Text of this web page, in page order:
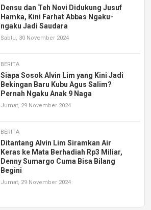
Densu dan Teh Novi Didukung Jusuf
Hamka, Kini Farhat Abbas Ngaku-
ngaku Jadi Saudara
Sabtu, 30 November 2024
BERITA
Siapa Sosok Alvin Lim yang Kini Jadi
Bekingan Baru Kubu Agus Salim?
Pernah Ngaku Anak 9 Naga
Jumat, 29 November 2024
BERITA
Ditantang Alvin Lim Siramkan Air
Keras ke Mata Berhadiah Rp3 Miliar,
Denny Sumargo Cuma Bisa Bilang
Begini
Jumat, 29 November 2024